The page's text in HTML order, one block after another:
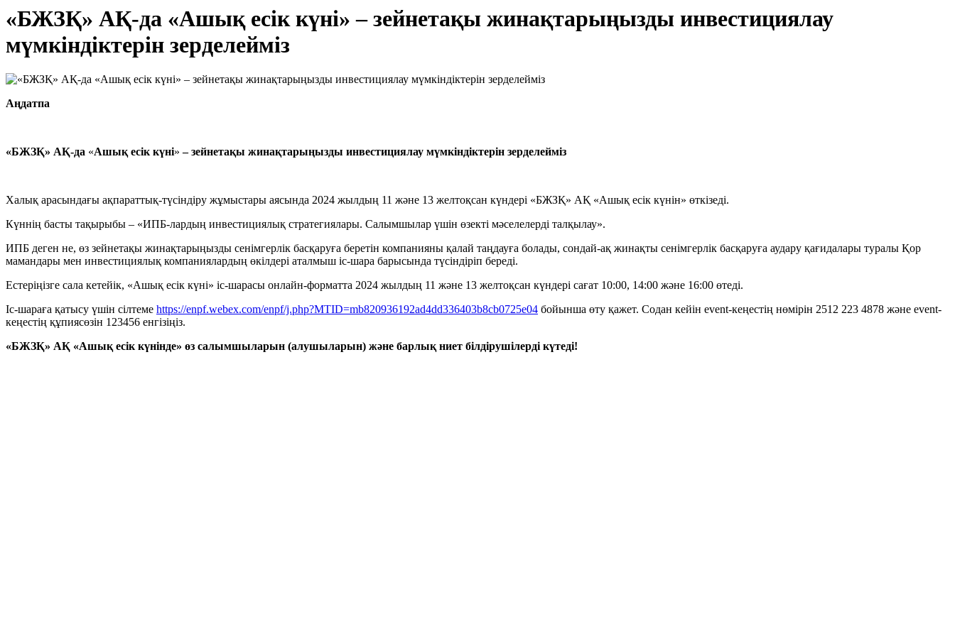
«БЖЗҚ» АҚ-да «Ашық есік күні» – зейнетақы жинақтарыңызды инвестициялау
мүмкіндіктерін зерделейміз
Аңдатпа
«БЖЗҚ» АҚ-да «Ашық есік күні»– зейнетақы жинақтарыңызды инвестициялау мүмкіндіктерін зерделейміз
Халық арасындағы ақпараттық-түсіндіру жұмыстары аясында 2024 жылдың 11 және 13 желтоқсан күндері «БЖЗҚ» АҚ «Ашық есік күнін» өткізеді.
Күннің басты тақырыбы – «ИПБ-лардың инвестициялық стратегиялары. Салымшылар үшін өзекті мәселелерді талқылау».
ИПБ деген не, өз зейнетақы жинақтарыңызды сенімгерлік басқаруға беретін компанияны қалай таңдауға болады, сондай-ақ жинақты сенімгерлік басқаруға аудару қағидалары туралы Қор
мамандары мен инвестициялық компаниялардың өкілдері аталмыш іс-шара барысында түсіндіріп береді.
Естеріңізге сала кетейік, «Ашық есік күні» іс-шарасы онлайн-форматта 2024 жылдың 11 және 13 желтоқсан күндері сағат 10:00, 14:00 және 16:00 өтеді.
Іс-шараға қатысу үшін сілтеме https://enpf.webex.com/enpf/j.php?MTID=mb820936192ad4dd336403b8cb0725e04 бойынша өту қажет. Содан кейін event-кеңестің нөмірін 2512 223 4878 және event-
кеңестің құпиясөзін 123456 енгізіңіз.
«БЖЗҚ» АҚ «Ашық есік күнінде» өз салымшыларын (алушыларын) және барлық ниет білдірушілерді күтеді!